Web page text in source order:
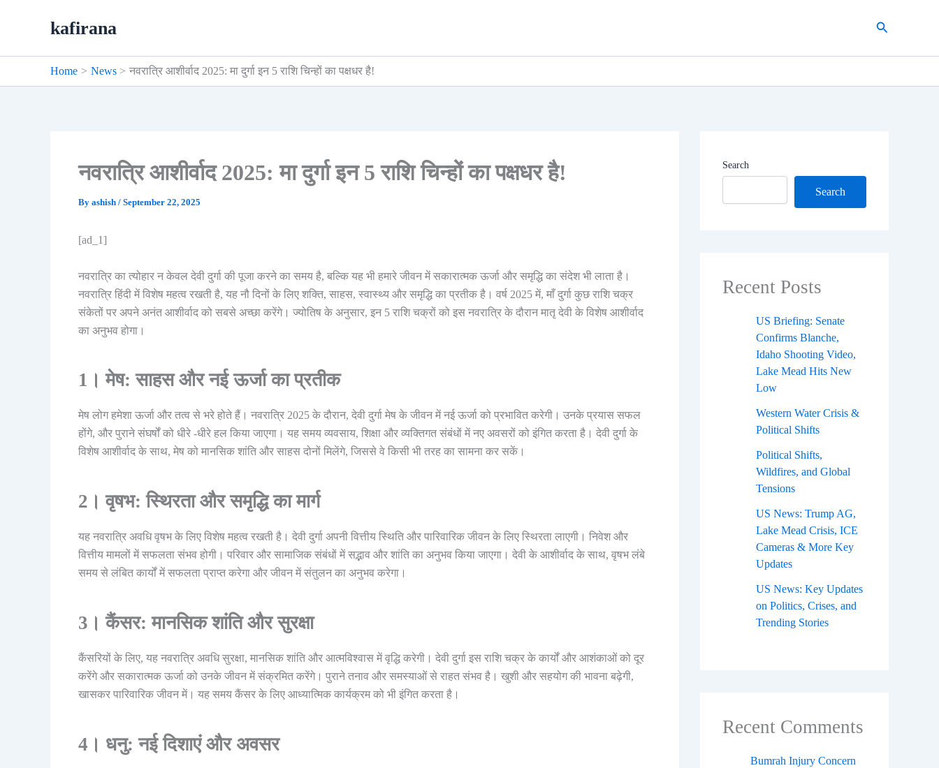
kafirana Search
Home News नवरात्रि आशीर्वाद 2025: मा दुर्गा इन 5 राशि चिन्हों का पक्षधर है!
नवरात्रि आशीर्वाद 2025: मा दुर्गा इन 5 राशि चिन्हों का पक्षधर है!
By ashish / September 22, 2025
[ad_1]
नवरात्रि का त्योहार न केवल देवी दुर्गा की पूजा करने का समय है, बल्कि यह भी हमारे जीवन में सकारात्मक ऊर्जा और समृद्धि का संदेश भी लाता है।
नवरात्रि हिंदी में विशेष महत्व रखती है, यह नौ दिनों के लिए शक्ति, साहस, स्वास्थ्य और समृद्धि का प्रतीक है। वर्ष 2025 में, माँ दुर्गा कुछ राशि चक्र
संकेतों पर अपने अनंत आशीर्वाद को सबसे अच्छा करेंगे। ज्योतिष के अनुसार, इन 5 राशि चक्रों को इस नवरात्रि के दौरान मातृ देवी के विशेष आशीर्वाद
का अनुभव होगा।
1। मेष: साहस और नई ऊर्जा का प्रतीक
मेष लोग हमेशा ऊर्जा और तत्व से भरे होते हैं। नवरात्रि 2025 के दौरान, देवी दुर्गा मेष के जीवन में नई ऊर्जा को प्रभावित करेगी। उनके प्रयास सफल
होंगे, और पुराने संघर्षों को धीरे -धीरे हल किया जाएगा। यह समय व्यवसाय, शिक्षा और व्यक्तिगत संबंधों में नए अवसरों को इंगित करता है। देवी दुर्गा के
विशेष आशीर्वाद के साथ, मेष को मानसिक शांति और साहस दोनों मिलेंगे, जिससे वे किसी भी तरह का सामना कर सकें।
2। वृषभ: स्थिरता और समृद्धि का मार्ग
यह नवरात्रि अवधि वृषभ के लिए विशेष महत्व रखती है। देवी दुर्गा अपनी वित्तीय स्थिति और पारिवारिक जीवन के लिए स्थिरता लाएगी। निवेश और
वित्तीय मामलों में सफलता संभव होगी। परिवार और सामाजिक संबंधों में सद्भाव और शांति का अनुभव किया जाएगा। देवी के आशीर्वाद के साथ, वृषभ लंबे
समय से लंबित कार्यों में सफलता प्राप्त करेगा और जीवन में संतुलन का अनुभव करेगा।
3। कैंसर: मानसिक शांति और सुरक्षा
कैंसरियों के लिए, यह नवरात्रि अवधि सुरक्षा, मानसिक शांति और आत्मविश्वास में वृद्धि करेगी। देवी दुर्गा इस राशि चक्र के कार्यों और आशंकाओं को दूर
करेंगे और सकारात्मक ऊर्जा को उनके जीवन में संक्रमित करेंगे। पुराने तनाव और समस्याओं से राहत संभव है। खुशी और सहयोग की भावना बढ़ेगी,
खासकर पारिवारिक जीवन में। यह समय कैंसर के लिए आध्यात्मिक कार्यक्रम को भी इंगित करता है।
4। धनु: नई दिशाएं और अवसर
Search
Search
Recent Posts
US Briefing: Senate
Confirms Blanche,
Idaho Shooting Video,
Lake Mead Hits New
Low
Western Water Crisis &
Political Shifts
Political Shifts,
Wildfires, and Global
Tensions
US News: Trump AG,
Lake Mead Crisis, ICE
Cameras & More Key
Updates
US News: Key Updates
on Politics, Crises, and
Trending Stories
Recent Comments
Bumrah Injury Concern